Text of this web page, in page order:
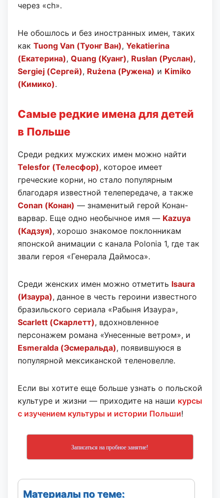
через «ch».
Не обошлось и без иностранных имен, таких
как Tuong Van (Туонг Ван), Yekatierina
(Екатерина), Quang (Куанг), Rusłan (Руслан),
Sergiej (Сергей), Rużena (Ружена) и Kimiko
(Кимико).
Самые редкие имена для детей
в Польше
Среди редких мужских имен можно найти
Telesfor (Телесфор), которое имеет
греческие корни, но стало популярным
благодаря известной телепередаче, а также
Conan (Конан) — знаменитый герой Конан-
варвар. Еще одно необычное имя — Kazuya
(Кадзуя), хорошо знакомое поклонникам
японской анимации с канала Polonia 1, где так
звали героя «Генерала Даймоса».
Среди женских имен можно отметить Isaura
(Изаура), данное в честь героини известного
бразильского сериала «Рабыня Изаура»,
Scarlett (Скарлетт), вдохновленное
персонажем романа «Унесенные ветром», и
Esmeralda (Эсмеральда), появившуюся в
популярной мексиканской теленовелле.
Если вы хотите еще больше узнать о польской
культуре и жизни — приходите на наши курсы
с изучением культуры и истории Польши!
Записаться на пробное занятие!
Материалы по теме: